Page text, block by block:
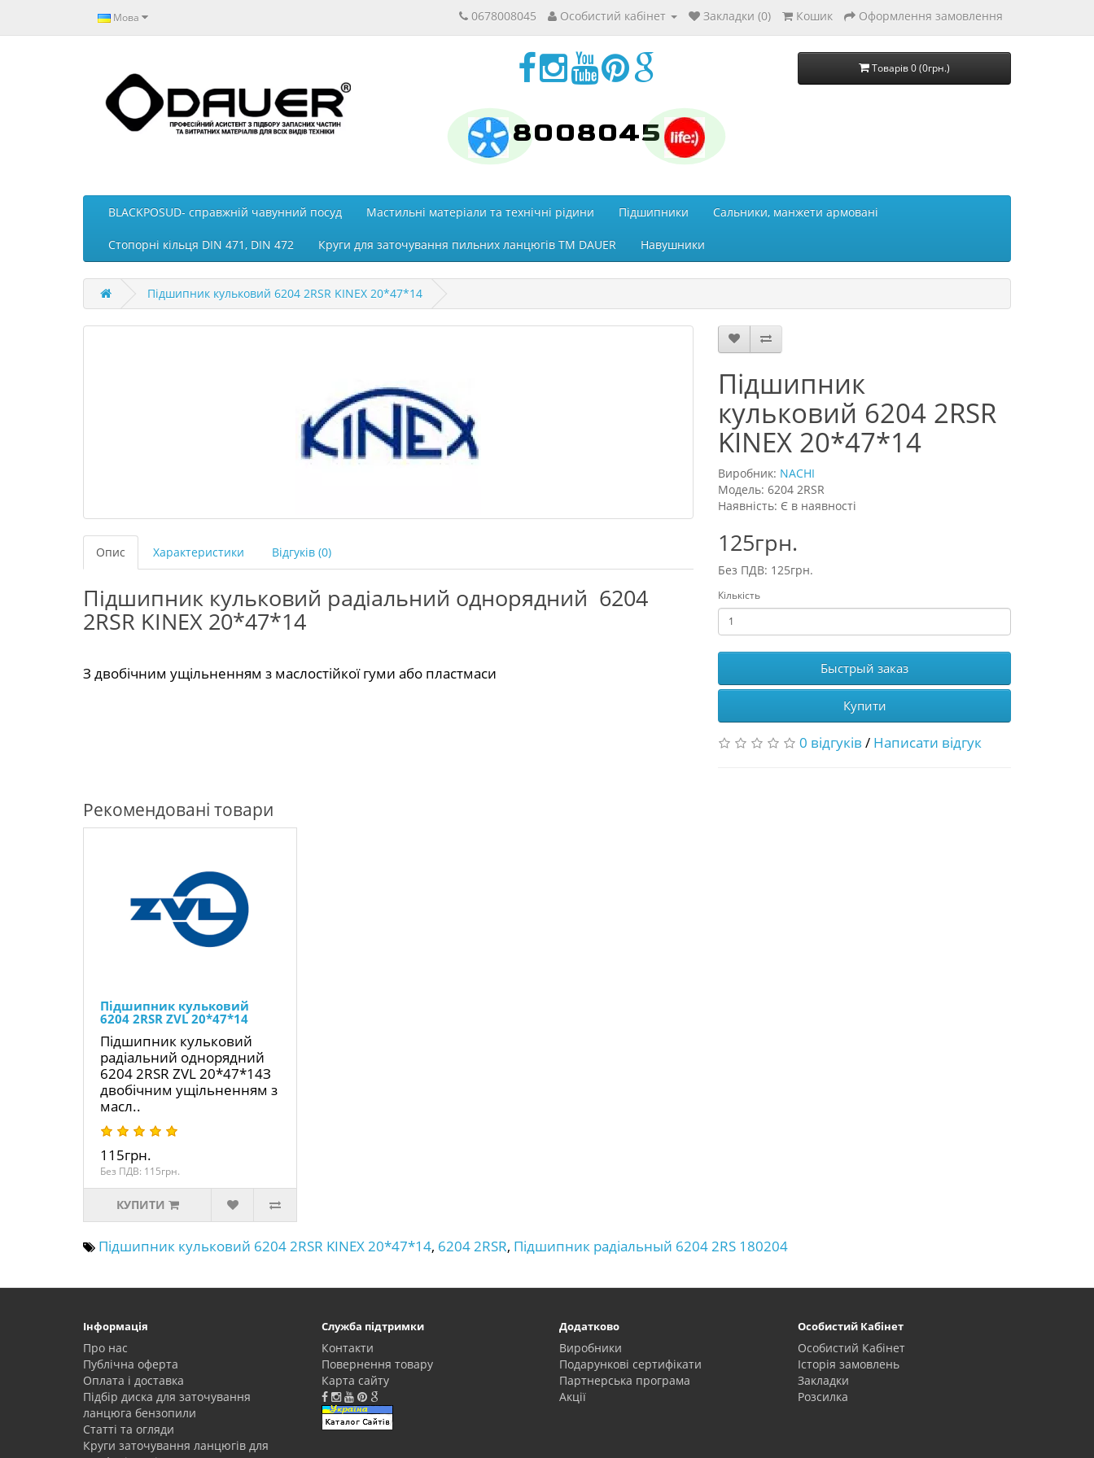
Мова 0678008045 Особистий кабінет Закладки (0) Кошик Оформлення замовлення
8008045
Товарів 0 (0грн.)
BLACKPOSUD- справжній чавунний посуд Мастильні матеріали та технічні рідини Підшипники Сальники, манжети армовані
Стопорні кільця DIN 471, DIN 472 Круги для заточування пильних ланцюгів ТМ DAUER Навушники
Підшипник кульковий 6204 2RSR KINEX 20*47*14
Опис Характеристики Відгуків (0)
Підшипник кульковий радіальний однорядний 6204
2RSR KINEX 20*47*14
З двобічним ущільненням з маслостійкої гуми або пластмаси
Підшипник
кульковий 6204 2RSR
KINEX 20*47*14
Виробник: NACHI
Модель: 6204 2RSR
Наявність: Є в наявності
125грн.
Без ПДВ: 125грн.
Кількість
Быстрый заказ
Купити
0 відгуків / Написати відгук
Рекомендовані товари
Підшипник кульковий
6204 2RSR ZVL 20*47*14
Підшипник кульковий
радіальний однорядний
6204 2RSR ZVL 20*47*14З
двобічним ущільненням з
масл..
115грн.
Без ПДВ: 115грн.
КУПИТИ
Підшипник кульковий 6204 2RSR KINEX 20*47*14, 6204 2RSR, Підшипник радіальный 6204 2RS 180204
Інформація
Про нас
Публічна оферта
Оплата і доставка
Підбір диска для заточування
ланцюга бензопили
Статті та огляди
Круги заточування ланцюгів для
Служба підтримки
Контакти
Повернення товару
Карта сайту
Додатково
Виробники
Подарункові сертифікати
Партнерська програма
Акції
Особистий Кабінет
Особистий Кабінет
Історія замовлень
Закладки
Розсилка